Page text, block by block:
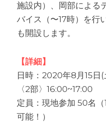
施設内）、岡部による
バイス（〜17時）を行
も開設します。
【詳細】
日時：2020年8月15日
〈2部〉16:00~17:00
定員：現地参加 50名
可能！）